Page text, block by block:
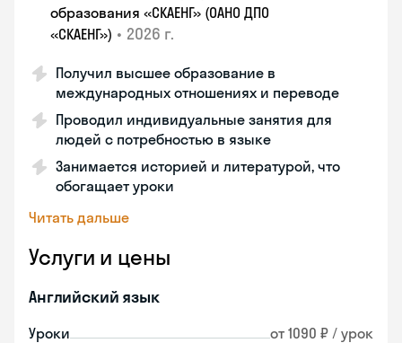
образования «СКАЕНГ» (ОАНО ДПО
«СКАЕНГ») • 2026 г.
Получил высшее образование в
международных отношениях и переводе
Проводил индивидуальные занятия для
людей с потребностью в языке
Занимается историей и литературой, что
обогащает уроки
Читать дальше
Услуги и цены
Английский язык
Уроки от 1090 ₽ / урок